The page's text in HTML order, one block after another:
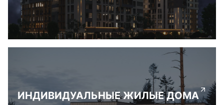
ИНДИВИДУАЛЬНЫЕ ЖИЛЫЕ ДОМА